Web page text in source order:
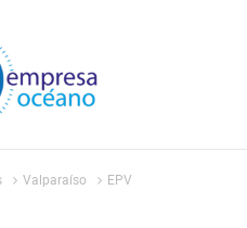
Valparaíso EPV